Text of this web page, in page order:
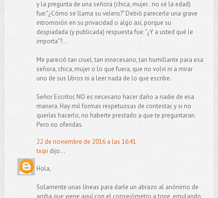
y la pregunta de una señora (chica, mujer.. no sé la edad)
fue:"¿Cómo se llama su velero?" Debió parecerle una grave
intromisión en su privacidad o algo así, porque su
despiadada (y publicada) respuesta fue: "¿Y a usted qué le
importa"?...
Me pareció tan cruel, tan innecesario, tan humillante para esa
señora, chica, mujer o lo que fuera, que no volví ni a mirar
uno de sus libros ni a leer nada de lo que escribe.
Señor Escritor, NO es necesario hacer daño a nadie de esa
manera. Hay mil formas respetuosas de contestar, y si no
querías hacerlo, no haberte prestado a que te preguntaran.
Pero no ofendas.
22 de noviembre de 2016 a las 16:41
txipi dijo...
Hola,
Solamente unas líneas para darle un abrazo al anónimo de